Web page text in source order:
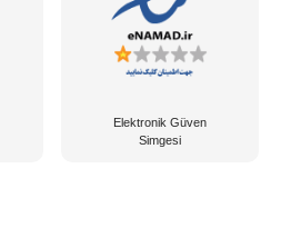
Elektronik Güven
Simgesi